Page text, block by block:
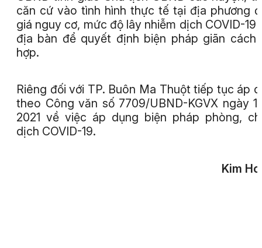
căn cứ vào tình hình thực tế tại địa phương
giá nguy cơ, mức độ lây nhiễm dịch COVID-19
địa bàn để quyết định biện pháp giãn cách
hợp.
Riêng đối với TP. Buôn Ma Thuột tiếp tục áp
theo Công văn số 7709/UBND-KGVX ngày
2021 về việc áp dụng biện pháp phòng,
dịch COVID-19.
Kim